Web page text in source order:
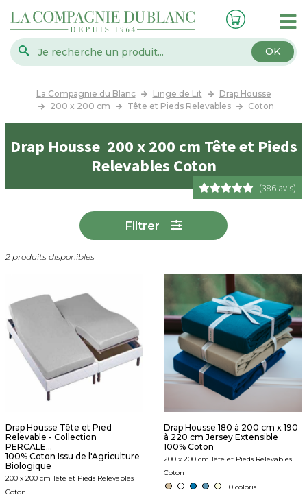
OK
La Compagnie du Blanc Linge de Lit
Drap Housse
200 x 200 cm
Tête et Pieds Relevables Coton
Drap Housse 200 x 200 cm Tête et Pieds
Relevables Coton
(386 avis)
Filtrer
2 produits disponibles
Drap Housse Tête et Pied
Relevable - Collection
PERCALE...
100% Coton Issu de l'Agriculture
Biologique
200 x 200 cm Tête et Pieds Relevables
Coton
Drap Housse 180 à 200 cm x 190
à 220 cm Jersey Extensible
100% Coton
200 x 200 cm Tête et Pieds Relevables
Coton
10 coloris